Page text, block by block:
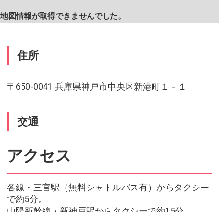
地図情報が取得できませんでした。
住所
〒650-0041 兵庫県神戸市中央区新港町１－１
交通
アクセス
各線・三宮駅（無料シャトルバス有）からタクシー
で約5分。